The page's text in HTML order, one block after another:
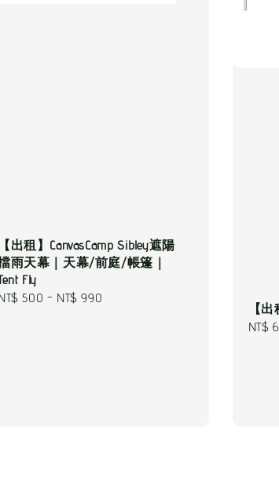
【出租】CanvasCamp Sibley遮陽
雨天幕｜天幕/前庭/帳篷｜
Fly
500 - NT$ 990
【
NT$